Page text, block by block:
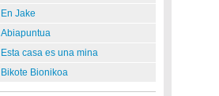
En Jake
Abiapuntua
Esta casa es una mina
Bikote Bionikoa